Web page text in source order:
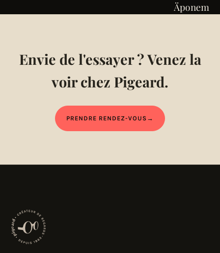
Äponem
Envie de l'essayer ? Venez la
voir chez Pigeard.
PRENDRE RENDEZ-VOUS →